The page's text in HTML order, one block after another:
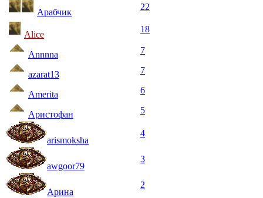
Арабчик
22
Alice
18
Annnna 7
azarat13 7
Amerita 6
Аристофан 5
arismoksha
4
awgoor79
3
Арина
2